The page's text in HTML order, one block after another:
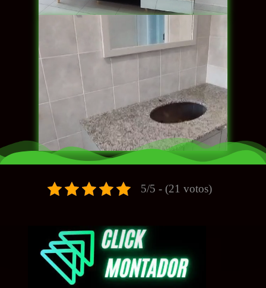
5/5 - (21 votos)